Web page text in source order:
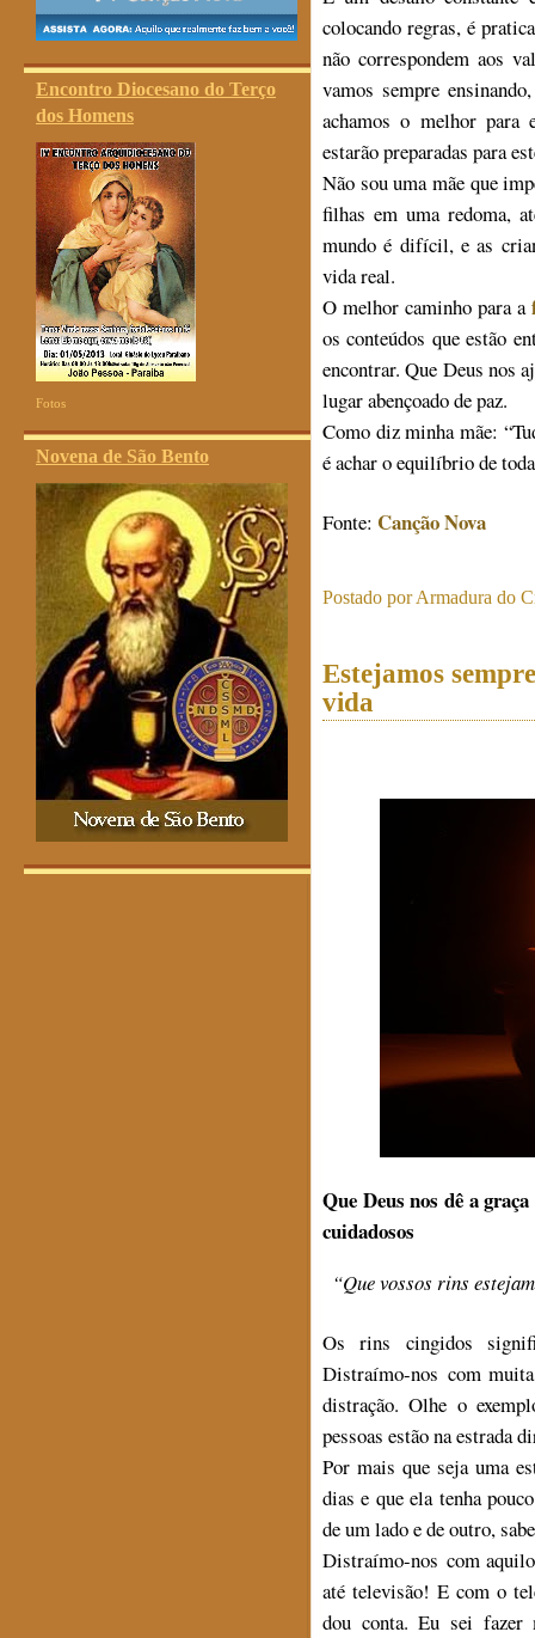
Encontro Diocesano do Terço
dos Homens
Fotos
Novena de São Bento
colocando regras, é
não correspondem aos
vamos sempre
achamos o melhor para
estarão preparadas para
Não sou uma mãe que
filhas em uma redoma,
mundo é difícil, e as
vida real.
O melhor caminho para a
os conteúdos que estão
encontrar. Que Deus nos
lugar abençoado de paz.
Como diz minha mãe:
é achar o equilíbrio de
Fonte: Canção Nova
Postado porArmadura do
Estejamos
vida
Que Deus nos dê a
cuidadosos
“Que vossos rins
Os rins cingidos
Distraímo-nos com
distração. Olhe o
pessoas estão na estrada
Por mais que seja uma
dias e que ela tenha
de um lado e de outro,
Distraímo-nos com
até televisão! E com o
dou conta. Eu sei fazer